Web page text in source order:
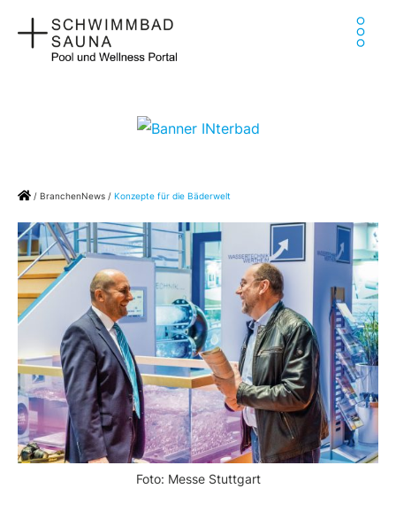
Inhalt
springen
Home
/ BranchenNews / Konzepte für die Bäderwelt
Foto: Messe Stuttgart